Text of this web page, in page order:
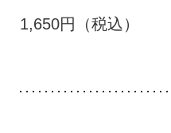
1,650円（税込）